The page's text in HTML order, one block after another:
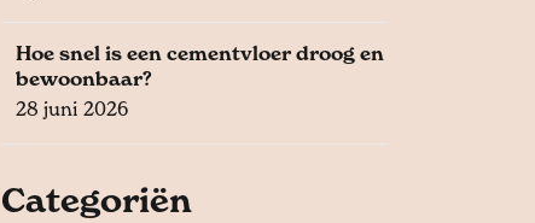
Hoe snel is een cementvloer droog en
bewoonbaar?
28 juni 2026
Categoriën